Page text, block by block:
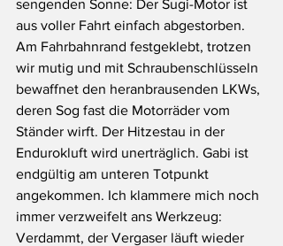
sengenden Sonne: Der Sugi-Motor ist
aus voller Fahrt einfach abgestorben.
Am Fahrbahnrand festgeklebt, trotzen
wir mutig und mit Schraubenschlüsseln
bewaffnet den heranbrausenden LKWs,
deren Sog fast die Motorräder vom
Ständer wirft. Der Hitzestau in der
Endurokluft wird unerträglich. Gabi ist
endgültig am unteren Totpunkt
angekommen. Ich klammere mich noch
immer verzweifelt ans Werkzeug:
Verdammt, der Vergaser läuft wieder